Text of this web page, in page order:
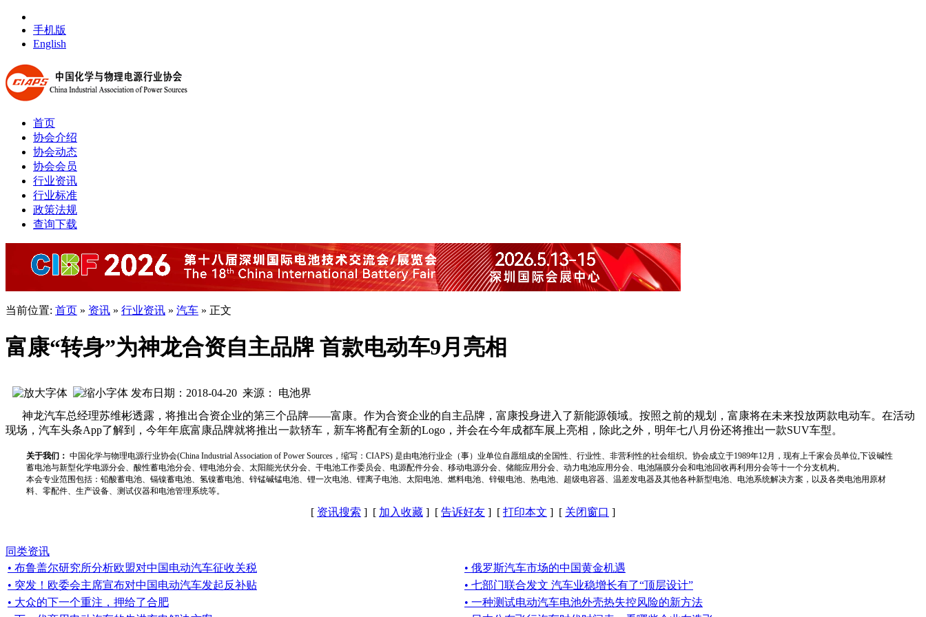
手机版
English
首页
协会介绍
协会动态
协会会员
行业资讯
行业标准
政策法规
查询下载
当前位置: 首页 » 资讯 » 行业资讯 » 汽车 » 正文
富康“转身”为神龙合资自主品牌 首款电动车9月亮相
发布日期：2018-04-20 来源： 电池界
神龙汽车总经理苏维彬透露，将推出合资企业的第三个品牌——富康。作为合资企业的自主品牌，富康投身进入了新能源领域。按照之前的规划，富康将在未来投放两款电动车。在活动
现场，汽车头条App了解到，今年年底富康品牌就将推出一款轿车，新车将配有全新的Logo，并会在今年成都车展上亮相，除此之外，明年七八月份还将推出一款SUV车型。
关于我们： 中国化学与物理电源行业协会(China Industrial Association of Power Sources，缩写：CIAPS) 是由电池行业企（事）业单位自愿组成的全国性、行业性、非营利性的社会组织。协会成立于1989年12月，现有上千家会员单位,下设碱性
蓄电池与新型化学电源分会、酸性蓄电池分会、锂电池分会、太阳能光伏分会、干电池工作委员会、电源配件分会、移动电源分会、储能应用分会、动力电池应用分会、电池隔膜分会和电池回收再利用分会等十一个分支机构。
本会专业范围包括：铅酸蓄电池、镉镍蓄电池、氢镍蓄电池、锌锰碱锰电池、锂一次电池、锂离子电池、太阳电池、燃料电池、锌银电池、热电池、超级电容器、温差发电器及其他各种新型电池、电池系统解决方案，以及各类电池用原材
料、零配件、生产设备、测试仪器和电池管理系统等。
[ 资讯搜索 ] [ 加入收藏 ] [ 告诉好友 ] [ 打印本文 ] [ 关闭窗口 ]
同类资讯
• 布鲁盖尔研究所分析欧盟对中国电动汽车征收关税
• 俄罗斯汽车市场的中国黄金机遇
• 突发！欧委会主席宣布对中国电动汽车发起反补贴
• 七部门联合发文 汽车业稳增长有了“顶层设计”
• 大众的下一个重注，押给了合肥
• 一种测试电动汽车电池外壳热失控风险的新方法